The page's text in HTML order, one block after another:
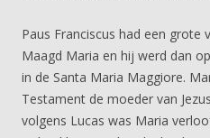
Paus Franciscus had een grote
Maagd Maria en hij werd dan
in de Santa Maria Maggiore.
Testament de moeder van
volgens Lucas was Maria